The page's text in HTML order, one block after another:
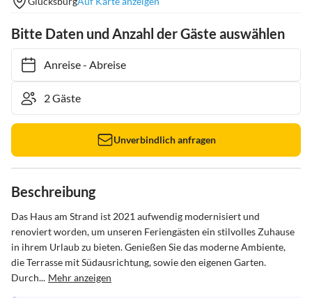
Bitte Daten und Anzahl der Gäste auswählen
Anreise- Abreise
Unverbindlich anfragen
Beschreibung
Das Haus am Strand ist 2021 aufwendig modernisiert und
renoviert worden, um unseren Feriengästen ein stilvolles Zuhause
in ihrem Urlaub zu bieten. Genießen Sie das moderne Ambiente,
die Terrasse mit Südausrichtung, sowie den eigenen Garten.
Durch... Mehr anzeigen